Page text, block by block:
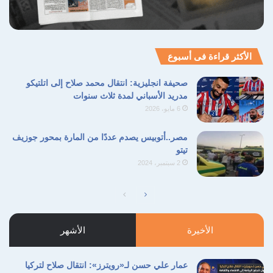
نسخ الرابط
الأكثر قراءة فى أسبوع
صحيفة انجليزية: انتقال محمد صلاح إلى اتلتيكو
مدريد الأسباني لمدة ثلاث سنوات
6 مايو، 2026
مصر..أتوبيس يصدم عددًا من المارة بمحور جوزيف
تيتو
2 سبتمبر، 2024
الصفحة
السابقة
الصفحة
التالية
الأخيرة الأشهر
عمار علي حسن لـ«رويترز»: انتقال صلاح لتركيا